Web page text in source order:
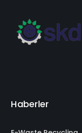
Haberler